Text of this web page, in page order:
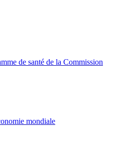
de santé de la Commission
mondiale